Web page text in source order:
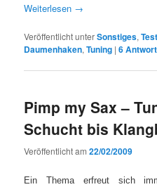
Weiterlesen →
Veröffentlicht unterSonstiges,
Daumenhaken,Tuning |6
Pimp my Sax –
Schucht bis
Veröffentlicht am22/02/2009
Ein Thema erfreut sich